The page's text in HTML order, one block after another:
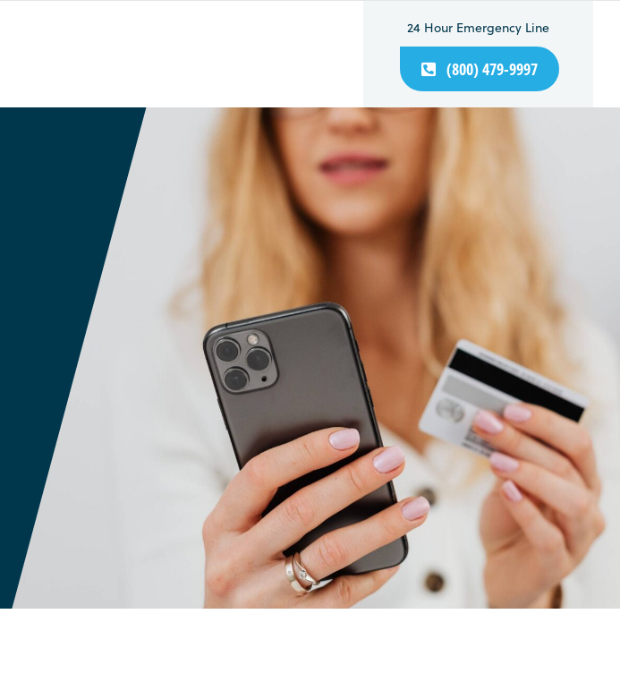
24 Hour Emergency Line
(800) 479-9997